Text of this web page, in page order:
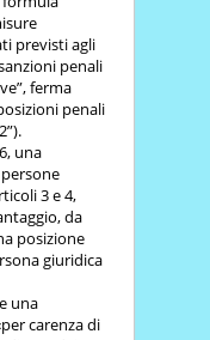
previsti agli
penali
ferma
penali
una
3 e 4,
da
posizione
giuridica
una
carenza di